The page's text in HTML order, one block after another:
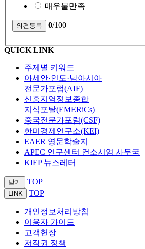
매우불만족
0/100
QUICK LINK
주제별 키워드
아세안·인도·남아시아
전문가포럼(AIF)
신흥지역정보종합
지식포탈(EMERiCs)
중국전문가포럼(CSF)
한미경제연구소(KEI)
EAER 영문학술지
APEC 연구센터 컨소시엄 사무국
KIEP 뉴스레터
닫기 TOP
LINK TOP
개인정보처리방침
이용자 가이드
고객헌장
저작권 정책